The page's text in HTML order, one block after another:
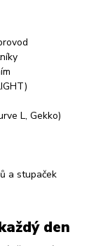
L, Gekko)
a stupaček
den